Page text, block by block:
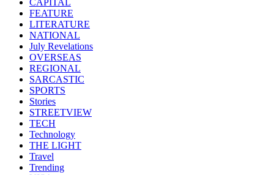
FEATURE
LITERATURE
NATIONAL
July Revelations
OVERSEAS
REGIONAL
SARCASTIC
SPORTS
Stories
STREETVIEW
TECH
Technology
THE LIGHT
Travel
Trending